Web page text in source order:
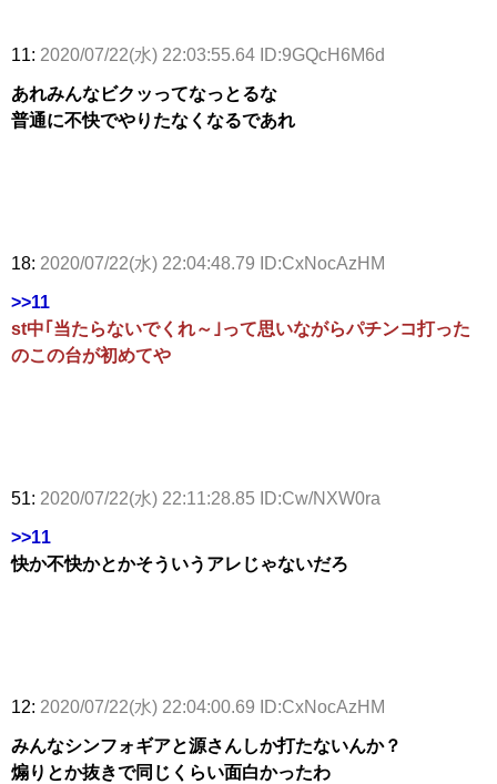
11: 2020/07/22(水) 22:03:55.64 ID:9GQcH6M6d
あれみんなビクッってなっとるな
普通に不快でやりたなくなるであれ
18: 2020/07/22(水) 22:04:48.79 ID:CxNocAzHM
>>11
st中｢当たらないでくれ～｣って思いながらパチンコ打った
のこの台が初めてや
51: 2020/07/22(水) 22:11:28.85 ID:Cw/NXW0ra
>>11
快か不快かとかそういうアレじゃないだろ
12: 2020/07/22(水) 22:04:00.69 ID:CxNocAzHM
みんなシンフォギアと源さんしか打たないんか？
煽りとか抜きで同じくらい面白かったわ